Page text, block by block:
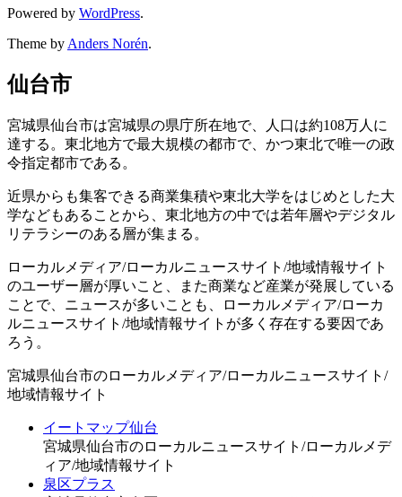
Powered by WordPress.
Theme by Anders Norén.
仙台市
宮城県仙台市は宮城県の県庁所在地で、人口は約108万人に
達する。東北地方で最大規模の都市で、かつ東北で唯一の政
令指定都市である。
近県からも集客できる商業集積や東北大学をはじめとした大
学などもあることから、東北地方の中では若年層やデジタル
リテラシーのある層が集まる。
ローカルメディア/ローカルニュースサイト/地域情報サイト
のユーザー層が厚いこと、また商業など産業が発展している
ことで、ニュースが多いことも、ローカルメディア/ローカ
ルニュースサイト/地域情報サイトが多く存在する要因であ
ろう。
宮城県仙台市のローカルメディア/ローカルニュースサイト/
地域情報サイト
イートマップ仙台
宮城県仙台市のローカルニュースサイト/ローカルメデ
ィア/地域情報サイト
泉区プラス